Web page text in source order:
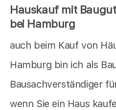
Hauskauf mit
bei Hamburg
auch beim Kauf von
Hamburg bin ich als
Bausachverständiger
wenn Sie ein Haus